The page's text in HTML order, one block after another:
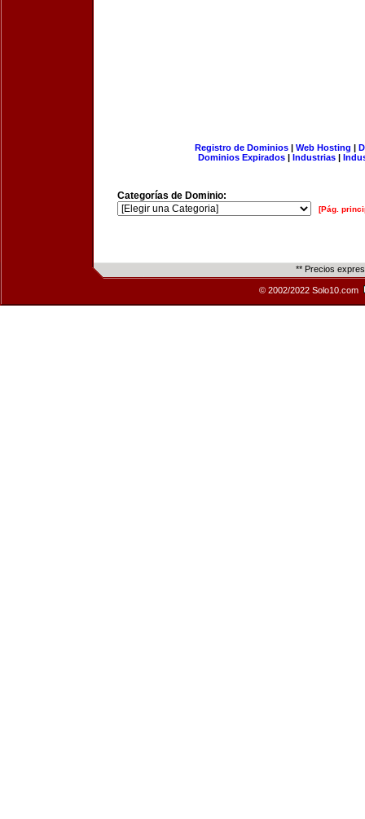
Registro de Dominios| Web Hosting |
Dominios Expirados | Industrias |
Categorías de Dominio:
[Pág.
** Precios
© 2002/2022 Solo10.com